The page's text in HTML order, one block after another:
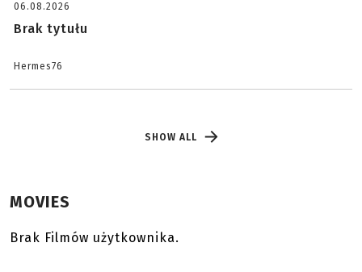
06.08.2026
Brak tytułu
Hermes76
SHOW ALL
MOVIES
Brak Filmów użytkownika.